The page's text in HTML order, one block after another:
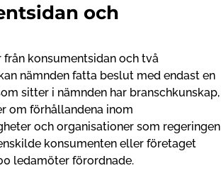
och
konsumentsidan och två
nämnden fatta beslut med endast en
sitter i nämnden har branschkunskap,
om förhållandena inom
och organisationer som regeringen
konsumenten eller företaget
ledamöter förordnade.